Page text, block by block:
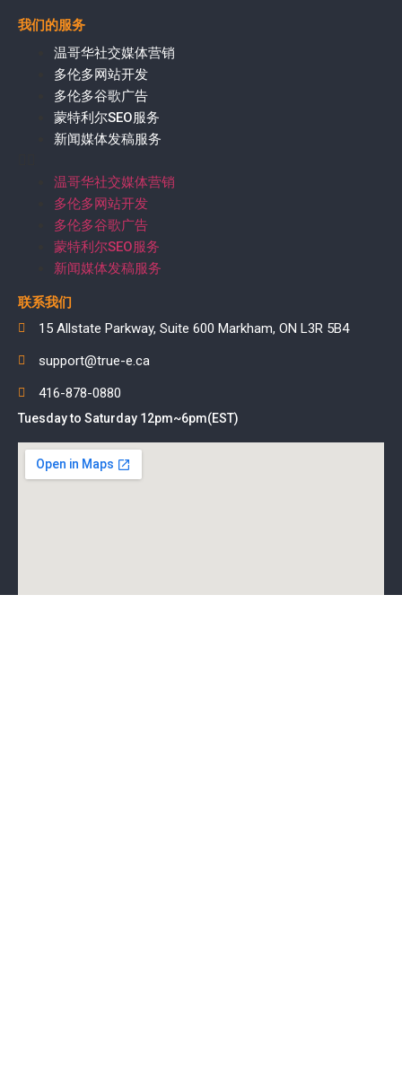
我们的服务
温哥华社交媒体营销
多伦多网站开发
多伦多谷歌广告
蒙特利尔SEO服务
新闻媒体发稿服务
温哥华社交媒体营销
多伦多网站开发
多伦多谷歌广告
蒙特利尔SEO服务
新闻媒体发稿服务
联系我们
15 Allstate Parkway, Suite 600 Markham, ON L3R 5B4
support@true-e.ca
416-878-0880
Tuesday to Saturday 12pm~6pm(EST)